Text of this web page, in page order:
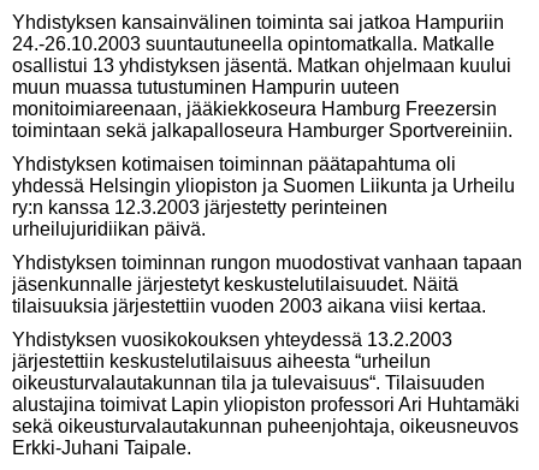
Yhdistyksen kansainvälinen toiminta sai jatkoa Hampuriin
24.-26.10.2003 suuntautuneella opintomatkalla. Matkalle
osallistui 13 yhdistyksen jäsentä. Matkan ohjelmaan kuului
muun muassa tutustuminen Hampurin uuteen
monitoimiareenaan, jääkiekkoseura Hamburg Freezersin
toimintaan sekä jalkapalloseura Hamburger Sportvereiniin.
Yhdistyksen kotimaisen toiminnan päätapahtuma oli
yhdessä Helsingin yliopiston ja Suomen Liikunta ja Urheilu
ry:n kanssa 12.3.2003 järjestetty perinteinen
urheilujuridiikan päivä.
Yhdistyksen toiminnan rungon muodostivat vanhaan tapaan
jäsenkunnalle järjestetyt keskustelutilaisuudet. Näitä
tilaisuuksia järjestettiin vuoden 2003 aikana viisi kertaa.
Yhdistyksen vuosikokouksen yhteydessä 13.2.2003
järjestet­tiin keskustelutilaisuus aiheesta “urheilun
oikeusturvalautakunnan tila ja tulevaisuus“. Tilaisuuden
alustajina toimivat Lapin yliopiston professori Ari Huhtamäki
sekä oikeusturvalautakunnan puheenjohtaja, oikeusneuvos
Erkki-Juhani Taipale.